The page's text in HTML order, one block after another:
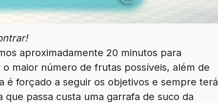
aproximadamente 20 minutos para
maior número de frutas possíveis, além de
é forçado a seguir os objetivos e sempre terá
passa custa uma garrafa de suco da